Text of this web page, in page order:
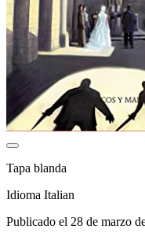
Tapa blanda
Idioma Italian
Publicado el 28 de marzo